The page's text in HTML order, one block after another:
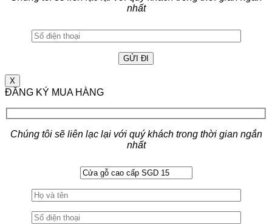
nhất
X
ĐĂNG KÝ MUA HÀNG
Chúng tôi sẽ liên lạc lại với quý khách trong thời gian ngắn
nhất